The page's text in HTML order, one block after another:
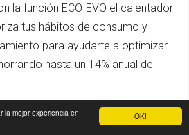
OK!
la mejor experiencia en
la función ECO-EVO el calentador
tus hábitos de consumo y
para ayudarte a optimizar
hasta un 14% anual de
DOBLE RESISTENCIA Y